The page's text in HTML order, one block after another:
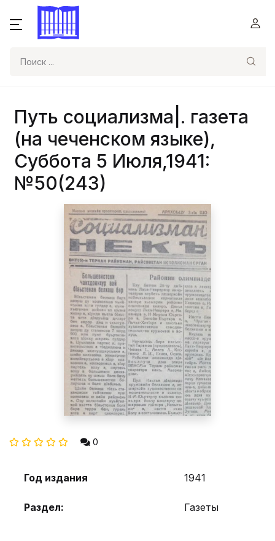
Путь социализма|. газета
(на чеченском языке),
Суббота 5 Июля,1941:
№50(243)
0
Год издания 1941
Раздел: Газеты